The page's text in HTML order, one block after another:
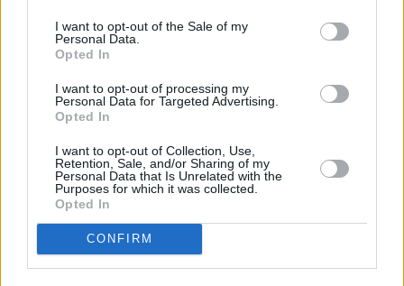
cualquier momento entrando de nuevo en este sitio web o
visitando nuestra política de privacidad.
I want to opt-out of the Sale of my
Personal Data.
Opted In
I want to opt-out of processing my
Personal Data for Targeted Advertising.
Opted In
I want to opt-out of Collection, Use,
Retention, Sale, and/or Sharing of my
Personal Data that Is Unrelated with the
Purposes for which it was collected.
Opted In
CONFIRM